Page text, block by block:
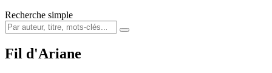
Recherche simple
Fil d'Ariane